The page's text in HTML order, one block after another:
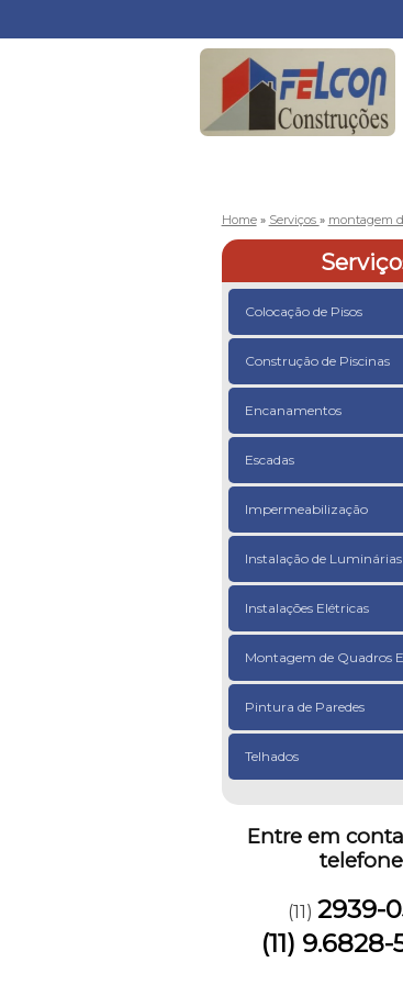
Home » Serviços » montagem
Colocação de Pisos
Construção de Piscinas
Encanamentos
Escadas
Impermeabilização
Instalação de Luminárias
Instalações Elétricas
Montagem de Quadros
Pintura de Paredes
Telhados
Entre em
(11) 2939-
(11) 9.6828-